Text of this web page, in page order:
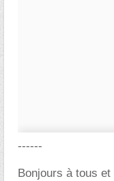
------
Bonjours à tous